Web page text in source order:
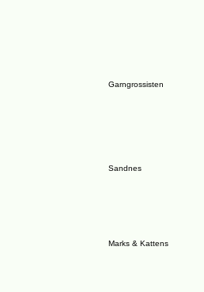
Garngrossisten
Sandnes
Marks & Kattens